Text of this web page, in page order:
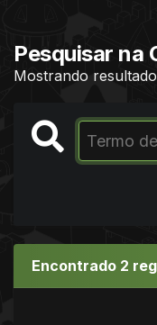
Pesquisar na
Mostrando
Encontrado 2